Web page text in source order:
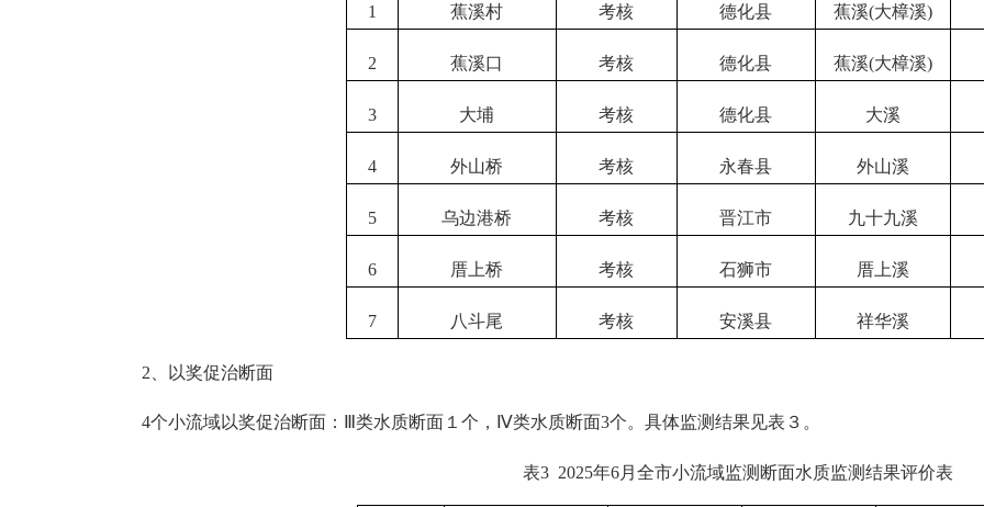
1 蕉溪村 考核 德化县 蕉溪(大樟溪)
2 蕉溪口 考核 德化县 蕉溪(大樟溪)
3 大埔 考核 德化县 大溪
4 外山桥 考核 永春县 外山溪
5 乌边港桥 考核 晋江市 九十九溪
6 厝上桥 考核 石狮市 厝上溪
7 八斗尾 考核 安溪县 祥华溪
2、 以奖促治断面
4个小流域以奖促治断面： 类水质断面１ 个 ， Ⅳ类水质断面3个。 具体监测结果见表 ３ 。
表3 2025年6月全市小流域监测断面水质监测结果评价表